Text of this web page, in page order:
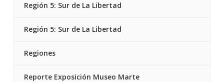
Región 5: Sur de La Libertad
Región 5: Sur de La Libertad
Regiones
Reporte Exposición Museo Marte